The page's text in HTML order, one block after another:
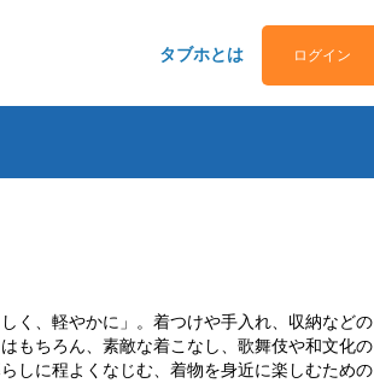
タブホとは ログイン
しく、軽やかに」。着つけや手入れ、収納などの
もちろん、素敵な着こなし、歌舞伎や和文化の
しに程よくなじむ、着物を身近に楽しむための